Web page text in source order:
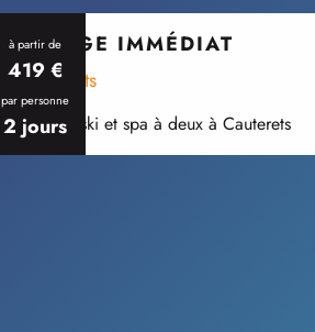
à partir de
419 €
par personne
2 jours
BULLAGE IMMÉDIAT
À Cauterets
Week-end ski et spa à deux à Cauterets